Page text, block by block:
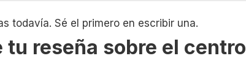
todavía. Sé el primero en escribir una.
tu reseña sobre el centro